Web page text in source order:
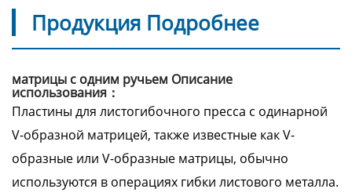
Продукция Подробнее
матрицы с одним ручьем Описание
использования：
Пластины для листогибочного пресса с одинарной
V-образной матрицей, также известные как V-
образные или V-образные матрицы, обычно
используются в операциях гибки листового металла.